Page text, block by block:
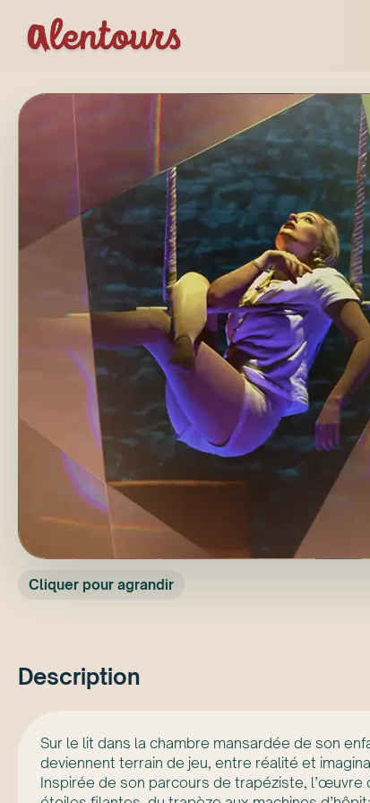
Cliquer pour agrandir
Description
Sur le lit dans la chambre mansardée de son
deviennent terrain de jeu, entre réalité et
Inspirée de son parcours de trapéziste, l’œuvre